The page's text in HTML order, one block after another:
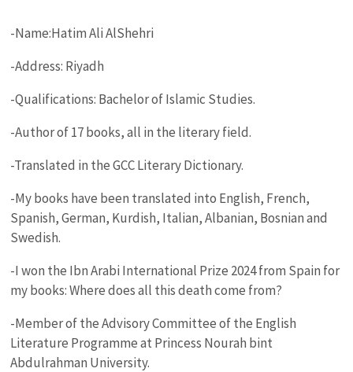
-Name:Hatim Ali AlShehri
-Address: Riyadh
-Qualifications: Bachelor of Islamic Studies.
-Author of 17 books, all in the literary field.
-Translated in the GCC Literary Dictionary.
-My books have been translated into English, French,
Spanish, German, Kurdish, Italian, Albanian, Bosnian and
Swedish.
-I won the Ibn Arabi International Prize 2024 from Spain for
my books: Where does all this death come from?
-Member of the Advisory Committee of the English
Literature Programme at Princess Nourah bint
Abdulrahman University.